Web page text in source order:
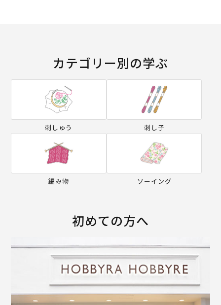
カテゴリー別の学ぶ
刺しゅう 刺し子
編み物 ソーイング
初めての方へ